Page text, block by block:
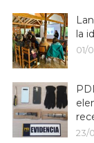
la
01/
23/